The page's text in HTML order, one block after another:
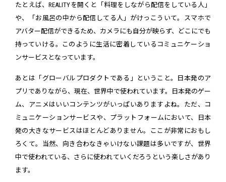
たとえば、REALITYを開くと「料理をしながら配信をしている人」
や、「お風呂の中から配信してる人」がけっこういて。スマホで
アバター配信ができるため、カメラにも自分が映らず、どこにでも
持っていける。このように生活に密着しているコミュニケーショ
ンサービスとなっています。
あとは「グローバルプロダクトである」ということ。日本発のア
プリでありながら、現在、世界中で使われています。日本発のゲー
ム、アニメはいいコンテンツがいっぱいありますよね。ただ、コ
ミュニケーションサービスや、プラットフォームにおいて、日本
発の大きなサービスはほとんどありません。ここが非常におもし
ろくて。当然、向き合わなきゃいけない課題は多いですが、世界
中で使われている、さらに使われていくだろうという楽しさがあり
ます。